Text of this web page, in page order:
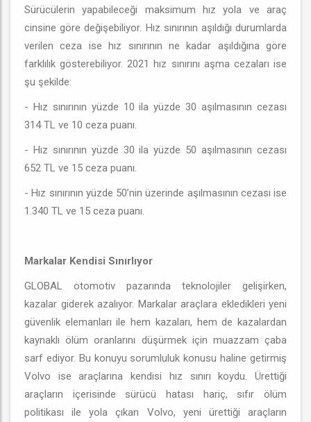
Sürücülerin yapabileceği maksimum hız yola ve araç
cinsine göre değişebiliyor. Hız sınırının aşıldığı durumlarda
verilen ceza ise hız sınırının ne kadar aşıldığına göre
farklılık gösterebiliyor. 2021 hız sınırını aşma cezaları ise
şu şekilde:
- Hız sınırının yüzde 10 ila yüzde 30 aşılmasının cezası
314 TL ve 10 ceza puanı.
- Hız sınırının yüzde 30 ila yüzde 50 aşılmasının cezası
652 TL ve 15 ceza puanı.
- Hız sınırının yüzde 50’nin üzerinde aşılmasının cezası ise
1.340 TL ve 15 ceza puanı.
Markalar Kendisi Sınırlıyor
GLOBAL otomotiv pazarında teknolojiler gelişirken,
kazalar giderek azalıyor. Markalar araçlara ekledikleri yeni
güvenlik elemanları ile hem kazaları, hem de kazalardan
kaynaklı ölüm oranlarını düşürmek için muazzam çaba
sarf ediyor. Bu konuyu sorumluluk konusu haline getirmiş
Volvo ise araçlarına kendisi hız sınırı koydu. Ürettiği
araçların içerisinde sürücü hatası hariç, sıfır ölüm
politikası ile yola çıkan Volvo, yeni ürettiği araçların